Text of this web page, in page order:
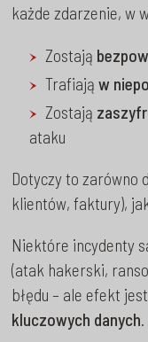
każde zdarzenie, w
Zostają
Trafiająw
Zostają
ataku
Dotyczy to zarówno
klientów, faktury),
Niektóre incydenty
(atak hakerski,
błędu – ale efekt
kluczowych danych.